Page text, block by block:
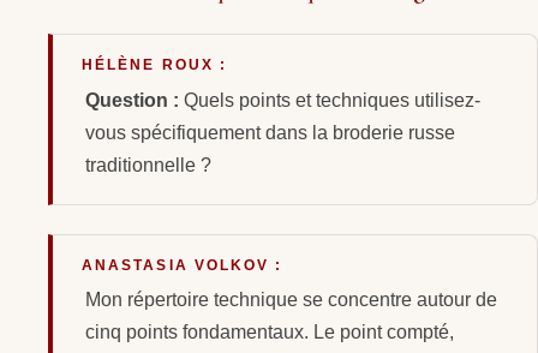
HÉLÈNE ROUX :
Question : Quels points et techniques utilisez-
vous spécifiquement dans la broderie russe
traditionnelle ?
ANASTASIA VOLKOV :
Mon répertoire technique se concentre autour de
cinq points fondamentaux. Le point compté,